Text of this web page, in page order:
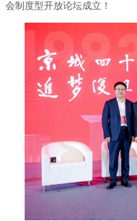
会制度型开放论坛成立！